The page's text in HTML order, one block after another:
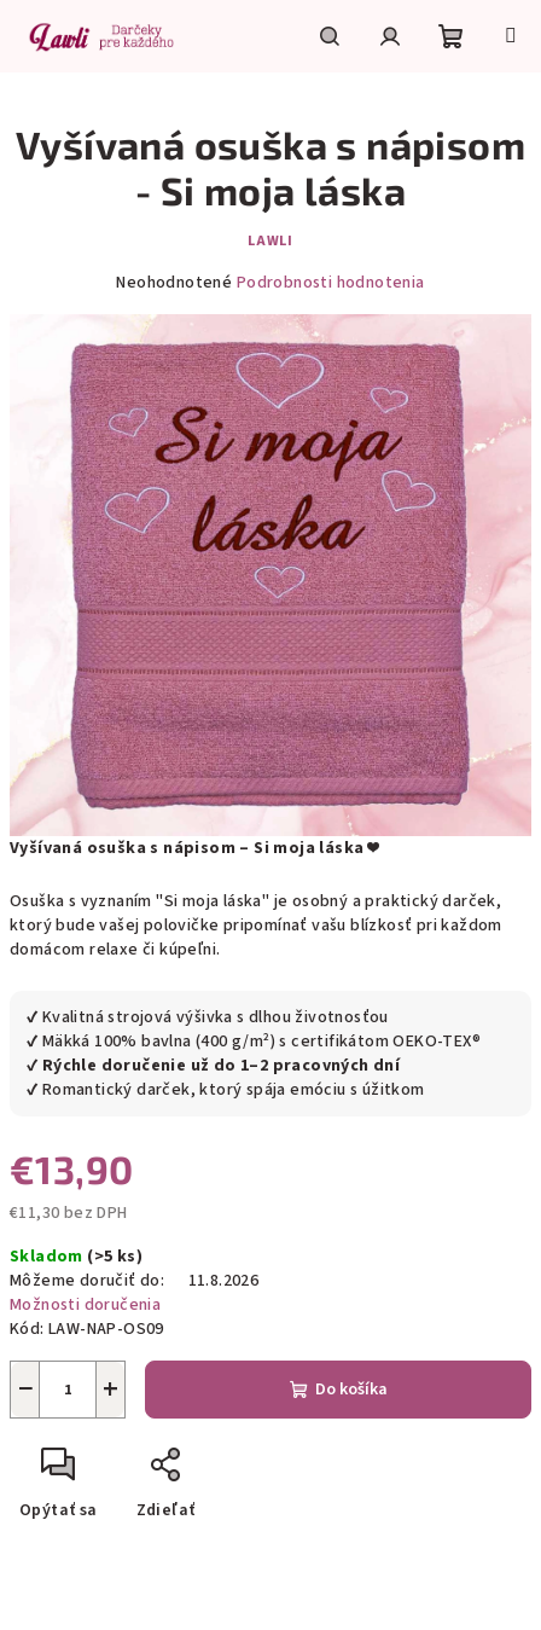
obsah
košík
Vyšívaná osuška s nápisom – Si moja láska ❤️
Osuška s vyznaním "Si moja láska" je osobný a praktický darček,
ktorý bude vašej polovičke pripomínať vašu blízkosť pri každom
domácom relaxe či kúpeľni.
✔ Kvalitná strojová výšivka s dlhou životnosťou
✔ Mäkká 100% bavlna (400 g/m²) s certifikátom OEKO-TEX®
✔ Rýchle doručenie už do 1–2 pracovných dní
✔ Romantický darček, ktorý spája emóciu s úžitkom
€13,90
€11,30 bez DPH
cena:
Skladom (>5 ks)
Môžeme doručiť do:
11.8.2026
Možnosti doručenia
Kód: LAW-NAP-OS09
+
− Do košíka
Opýtať sa Zdieľať
Vyšívaná osuška s nápisom
- Si moja láska
LAWLI
hviezdičiek.
Neohodnotené Podrobnosti hodnotenia